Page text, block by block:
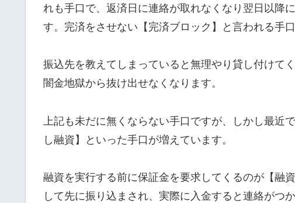
れも手口で、返済日に連絡が取れなくなり翌日以降
す。完済をさせない【完済ブロック】と言われる手口
振込先を教えてしまっていると無理やり貸し付けて
闇金地獄から抜け出せなくなります。
上記も未だに無くならない手口ですが、しかし最近
し融資】といった手口が増えています。
融資を実行する前に保証金を要求してくるのが【融
して先に振り込まされ、実際に入金すると連絡がつ